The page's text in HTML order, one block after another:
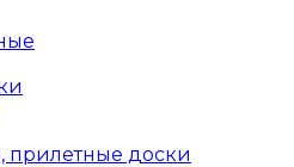
прилетные доски